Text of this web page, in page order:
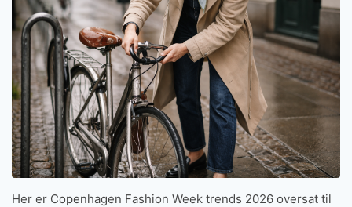
Her er Copenhagen Fashion Week trends 2026 oversat til